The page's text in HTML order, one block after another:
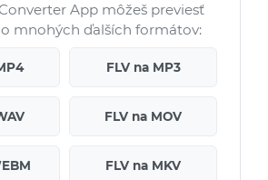
App môžeš previesť
mnohých ďalších formátov:
FLV na MP3
FLV na MOV
FLV na MKV